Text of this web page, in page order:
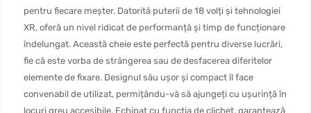
pentru fiecare meșter. Datorită puterii de 18 volți și tehnologiei
XR, oferă un nivel ridicat de performanță și timp de funcționare
îndelungat. Această cheie este perfectă pentru diverse lucrări,
fie că este vorba de strângerea sau de desfacerea diferitelor
elemente de fixare. Designul său ușor și compact îl face
convenabil de utilizat, permițându-vă să ajungeți cu ușurință în
locuri greu accesibile. Echipat cu funcția de clichet, garantează